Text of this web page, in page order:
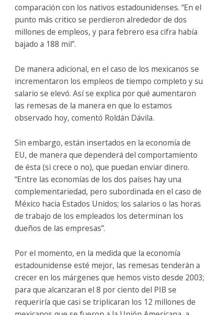
comparación con los nativos estadounidenses. “En el
punto más critico se perdieron alrededor de dos
millones de empleos, y para febrero esa cifra había
bajado a 188 mil”.
De manera adicional, en el caso de los mexicanos se
incrementaron los empleos de tiempo completo y su
salario se elevó. Así se explica por qué aumentaron
las remesas de la manera en que lo estamos
observado hoy, comentó Roldán Dávila.
Sin embargo, están insertados en la economía de
EU, de manera que dependerá del comportamiento
de ésta (si crece o no), que puedan enviar dinero.
“Entre las economías de los dos países hay una
complementariedad, pero subordinada en el caso de
México hacia Estados Unidos; los salarios o las horas
de trabajo de los empleados los determinan los
dueños de las empresas”.
Por el momento, en la medida que la economía
estadounidense esté mejor, las remesas tenderán a
crecer en los márgenes que hemos visto desde 2003;
para que alcanzaran el 8 por ciento del PIB se
requeriría que casi se triplicaran los 12 millones de